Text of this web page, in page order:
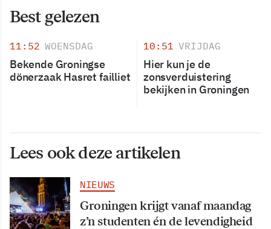
Best gelezen
11:52 WOENSDAG
Bekende Groningse
dönerzaak Hasret failliet
10:51 VRIJDAG
Hier kun je de
zonsverduistering
bekijken in Groningen
Lees ook deze artikelen
NIEUWS
Groningen krijgt vanaf maandag
z’n studenten én de levendigheid